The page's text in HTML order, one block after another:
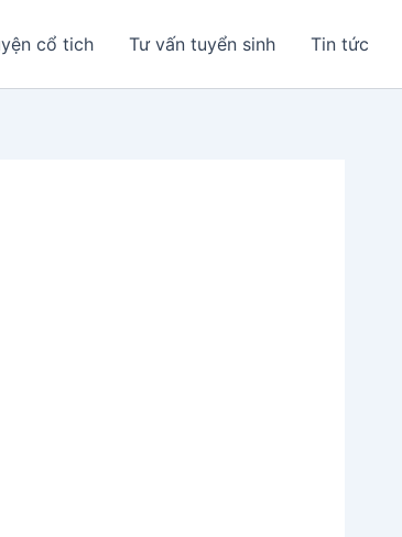
cổ tich Tư vấn tuyển sinh Tin tức